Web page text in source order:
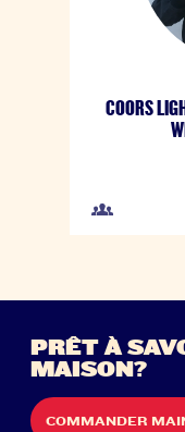
COORS
PRÊT À
MAISON?
COMMANDER